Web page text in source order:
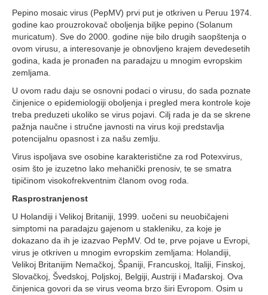
Pepino mosaic virus (PepMV) prvi put je otkriven u Peruu 1974.
godine kao prouzrokovač oboljenja biljke pepino (Solanum
muricatum). Sve do 2000. godine nije bilo drugih saopštenja o
ovom virusu, a interesovanje je obnovljeno krajem devedesetih
godina, kada je pronađen na paradajzu u mnogim evropskim
zemljama.
U ovom radu daju se osnovni podaci o virusu, do sada poznate
činjenice o epidemiologiji oboljenja i pregled mera kontrole koje
treba preduzeti ukoliko se virus pojavi. Cilj rada je da se skrene
pažnja naučne i stručne javnosti na virus koji predstavlja
potencijalnu opasnost i za našu zemlju.
Virus ispoljava sve osobine karakteristične za rod Potexvirus,
osim što je izuzetno lako mehanički prenosiv, te se smatra
tipičinom visokofrekventnim članom ovog roda.
Rasprostranjenost
U Holandiji i Velikoj Britaniji, 1999. uočeni su neuobičajeni
simptomi na paradajzu gajenom u stakleniku, za koje je
dokazano da ih je izazvao PepMV. Od te, prve pojave u Evropi,
virus je otkriven u mnogim evropskim zemljama: Holandiji,
Velikoj Britanijim Nemačkoj, Španiji, Francuskoj, Italiji, Finskoj,
Slovačkoj, Švedskoj, Poljskoj, Belgiji, Austriji i Mađarskoj. Ova
činjenica govori da se virus veoma brzo širi Evropom. Osim u